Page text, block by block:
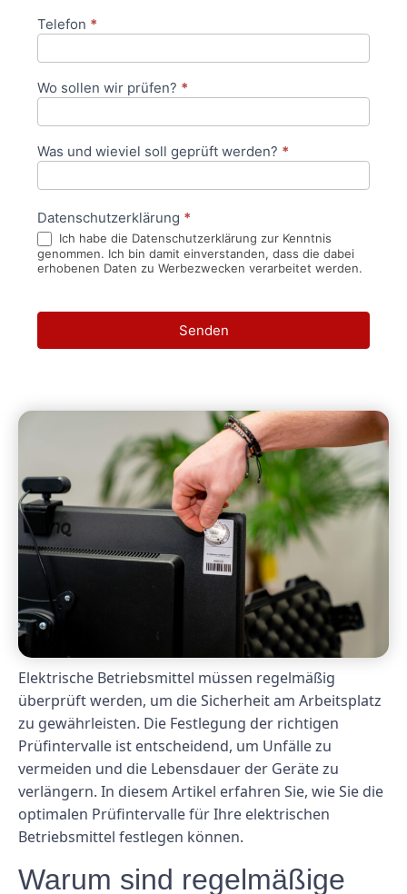
Telefon *
Wo sollen wir prüfen? *
Was und wieviel soll geprüft werden? *
Datenschutzerklärung *
Ich habe die Datenschutzerklärung zur Kenntnis
genommen. Ich bin damit einverstanden, dass die dabei
erhobenen Daten zu Werbezwecken verarbeitet werden.
Senden
Elektrische Betriebsmittel müssen regelmäßig
überprüft werden, um die Sicherheit am Arbeitsplatz
zu gewährleisten. Die Festlegung der richtigen
Prüfintervalle ist entscheidend, um Unfälle zu
vermeiden und die Lebensdauer der Geräte zu
verlängern. In diesem Artikel erfahren Sie, wie Sie die
optimalen Prüfintervalle für Ihre elektrischen
Betriebsmittel festlegen können.
Warum sind regelmäßige